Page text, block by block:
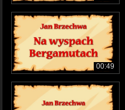
00:49